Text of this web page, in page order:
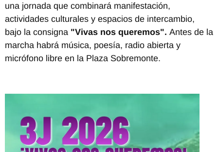
una jornada que combinará manifestación,
actividades culturales y espacios de intercambio,
bajo la consigna "Vivas nos queremos". Antes de la
marcha habrá música, poesía, radio abierta y
micrófono libre en la Plaza Sobremonte.